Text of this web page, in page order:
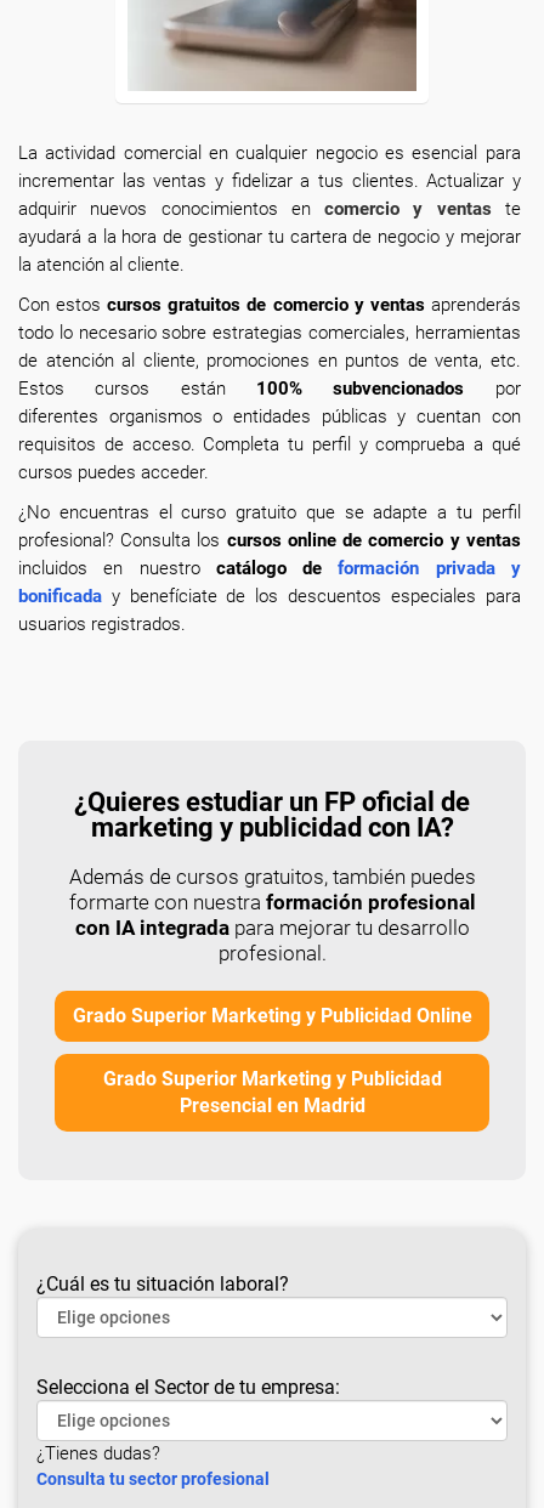
La actividad comercial en cualquier negocio es esencial para
incrementar las ventas y fidelizar a tus clientes. Actualizar y
adquirir nuevos conocimientos encomercio y ventas te
ayudará a la hora de gestionar tu cartera de negocio y mejorar
la atención al cliente.
Con estos cursos gratuitos de comercio y ventas aprenderás
todo lo necesario sobre estrategias comerciales, herramientas
de atención al cliente, promociones en puntos de venta, etc.
Estos cursos están 100% subvencionados por
diferentes organismos o entidades públicas y cuentan con
requisitos de acceso. Completa tu perfil y comprueba a qué
cursos puedes acceder.
¿No encuentras el curso gratuito que se adapte a tu perfil
profesional? Consulta los cursos online de comercio y ventas
incluidos en nuestrocatálogo de
formación privada y
bonificada y benefíciate de los descuentos especiales para
usuarios registrados.
¿Quieres estudiar un FP oficial de
marketing y publicidad con IA?
Además de cursos gratuitos, también puedes
formarte con nuestra formación profesional
con IA integradapara mejorar tu desarrollo
profesional.
Grado Superior Marketing y Publicidad Online
Grado Superior Marketing y Publicidad
Presencial en Madrid
¿Cuál es tu situación laboral?
Selecciona el Sector de tu empresa:
¿Tienes dudas?
Consulta tu sector profesional